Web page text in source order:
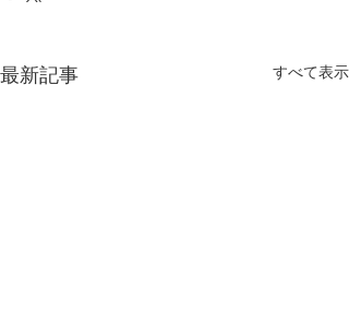
最新記事 すべて表示